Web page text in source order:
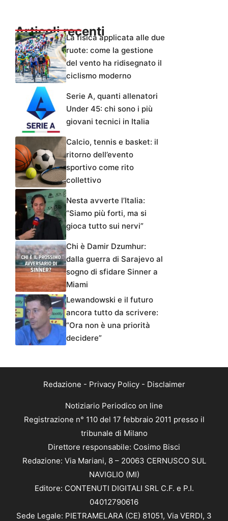
Articoli recentiLa fisica applicata alle due
ruote: come la gestione
del vento ha ridisegnato il
ciclismo moderno
Serie A, quanti allenatori
Under 45: chi sono i più
giovani tecnici in Italia
Calcio, tennis e basket: il
ritorno dell’evento
sportivo come rito
collettivo
Nesta avverte l’Italia:
“Siamo più forti, ma si
gioca tutto sui nervi”
Chi è Damir Dzumhur:
dalla guerra di Sarajevo al
sogno di sfidare Sinner a
Miami
Lewandowski e il futuro
ancora tutto da scrivere:
“Ora non è una priorità
decidere”
Redazione - Privacy Policy- Disclaimer
Notiziario Periodico on line
Registrazione n° 110 del 17 febbraio 2011 presso il
tribunale di Milano
Direttore responsabile: Cosimo Bisci
Redazione: Via Mariani, 8 – 20063 CERNUSCO SUL
NAVIGLIO (MI)
Editore: CONTENUTI DIGITALI SRL C.F. e P.I.
04012790616
Sede Legale: PIETRAMELARA (CE) 81051, Via VERDI, 3